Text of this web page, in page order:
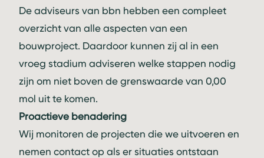
De adviseurs van bbn hebben een compleet
overzicht van alle aspecten van een
bouwproject. Daardoor kunnen zij al in een
vroeg stadium adviseren welke stappen nodig
zijn om niet boven de grenswaarde van 0,00
mol uit te komen.
Proactieve benadering
Wij monitoren de projecten die we uitvoeren en
nemen contact op als er situaties ontstaan